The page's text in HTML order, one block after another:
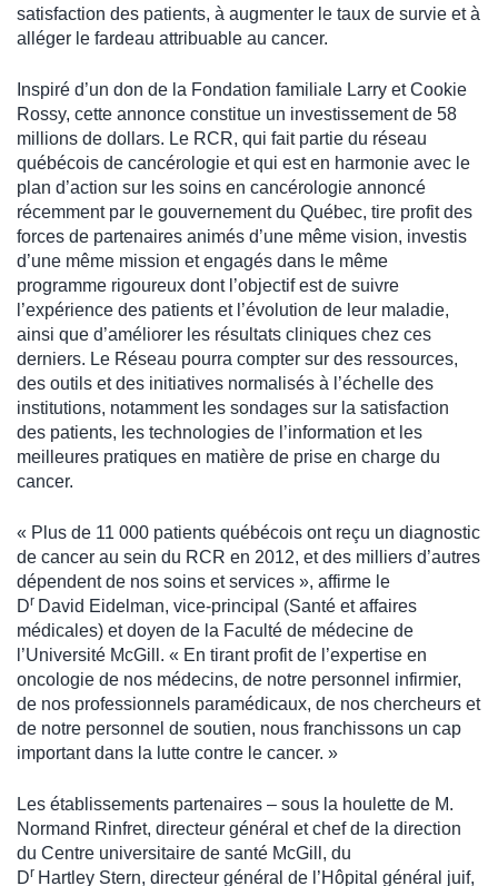
satisfaction des patients, à augmenter le taux de survie et à
alléger le fardeau attribuable au cancer.
Inspiré d’un don de la Fondation familiale Larry et Cookie
Rossy, cette annonce constitue un investissement de 58
millions de dollars. Le RCR, qui fait partie du réseau
québécois de cancérologie et qui est en harmonie avec le
plan d’action sur les soins en cancérologie annoncé
récemment par le gouvernement du Québec, tire profit des
forces de partenaires animés d’une même vision, investis
d’une même mission et engagés dans le même
programme rigoureux dont l’objectif est de suivre
l’expérience des patients et l’évolution de leur maladie,
ainsi que d’améliorer les résultats cliniques chez ces
derniers. Le Réseau pourra compter sur des ressources,
des outils et des initiatives normalisés à l’échelle des
institutions, notamment les sondages sur la satisfaction
des patients, les technologies de l’information et les
meilleures pratiques en matière de prise en charge du
cancer.
« Plus de 11 000 patients québécois ont reçu un diagnostic
de cancer au sein du RCR en 2012, et des milliers d’autres
dépendent de nos soins et services », affirme le
Dr David Eidelman, vice-principal (Santé et affaires
médicales) et doyen de la Faculté de médecine de
l’Université McGill. « En tirant profit de l’expertise en
oncologie de nos médecins, de notre personnel infirmier,
de nos professionnels paramédicaux, de nos chercheurs et
de notre personnel de soutien, nous franchissons un cap
important dans la lutte contre le cancer. »
Les établissements partenaires – sous la houlette de M.
Normand Rinfret, directeur général et chef de la direction
du Centre universitaire de santé McGill, du
Dr Hartley Stern, directeur général de l’Hôpital général juif,